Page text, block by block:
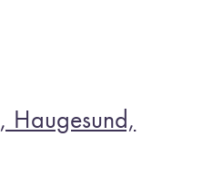
Haugesund,